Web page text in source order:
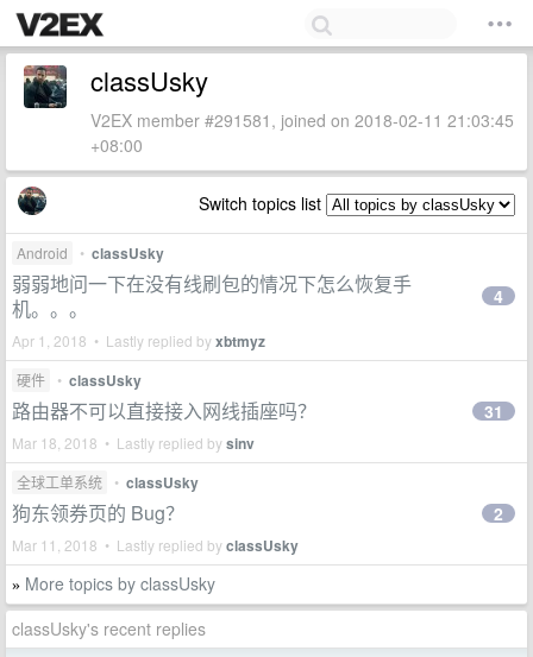
classUsky
V2EX member #291581, joined on 2018-02-11 21:03:45
+08:00
Switch topics list
Android • classUsky
弱弱地问一下在没有线刷包的情况下怎么恢复手
机。。。
Apr 1, 2018 • Lastly replied byxbtmyz
4
硬件 • classUsky
路由器不可以直接接入网线插座吗？
Mar 18, 2018 • Lastly replied bysinv
31
全球工单系统 • classUsky
狗东领券页的 Bug？
Mar 11, 2018 • Lastly replied byclassUsky
2
» More topics by classUsky
classUsky's recent replies